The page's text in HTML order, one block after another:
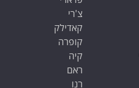
צ'רי
קאדילק
קופרה
קיה
ראם
רנו